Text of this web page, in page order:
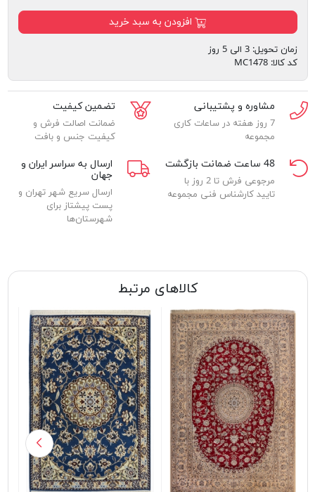
افزودن به سبد خرید
زمان تحویل: 3 الی 5 روز
کد کالا: MC1478
مشاوره و پشتیبانی
7 روز هفته در ساعات کاری
مجموعه
تضمین کیفیت
ضمانت اصالت فرش و
کیفیت جنس و بافت
48 ساعت ضمانت بازگشت
مرجوعی فرش تا 2 روز با
تایید کارشناس فنی مجموعه
ارسال به سراسر ایران و
جهان
ارسال سریع شهر تهران و
پست پیشتاز برای
شهرستان‌ها
کالاهای مرتبط